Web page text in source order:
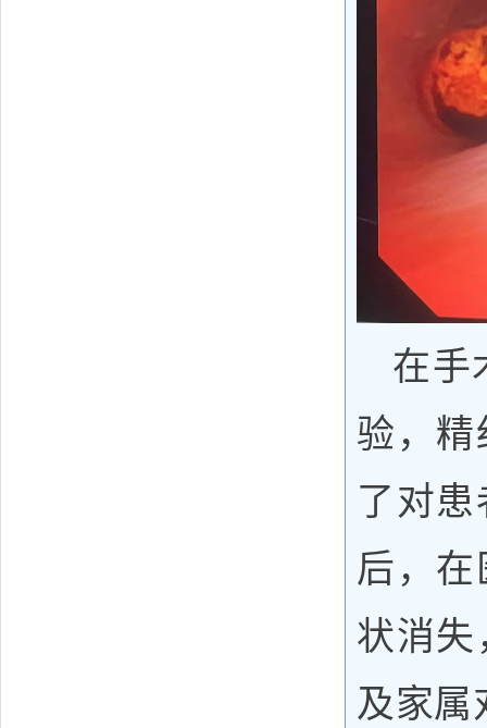
在手
验，精
了对
后，
状消失
及家属